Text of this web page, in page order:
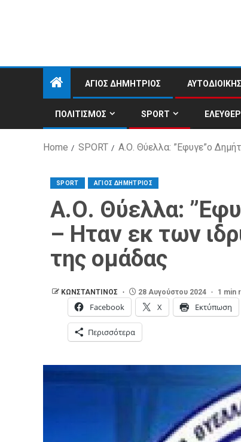
ΑΓΙΟΣ ΔΗΜΗΤΡΙΟΣ
ΠΟΛΙΤΙΣΜΟΣ SPORT
Home SPORT Α.Ο. Θύελλα: ”Εφυγε”ο
SPORT ΑΓΙΟΣ ΔΗΜΗΤΡΙΟΣ
Α.Ο. Θύελλα:
– Ηταν εκ των
της ομάδας
ΚΩΝΣΤΑΝΤΙΝΟΣ 28 Αυγούστου 2024 1 min
Facebook X Εκτύπωση
Περισσότερα